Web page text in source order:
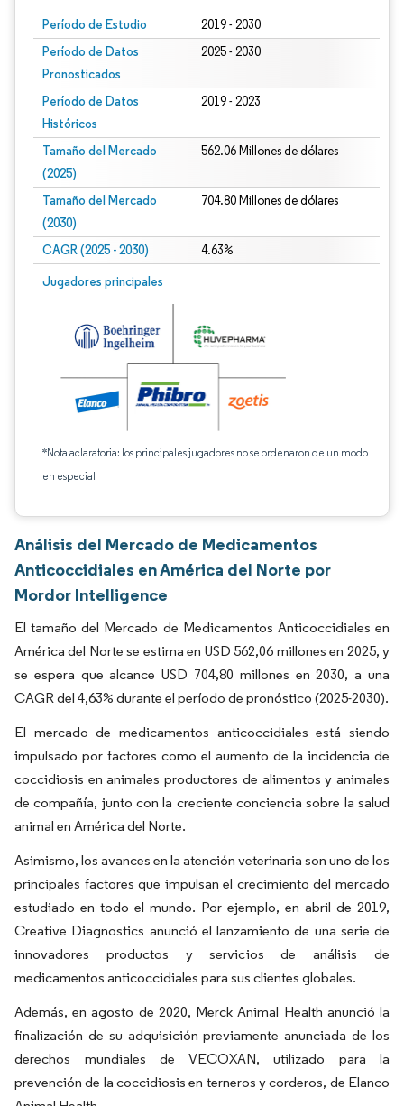
Período de Estudio 2019 - 2030
Período de Datos
Pronosticados
2025 - 2030
Período de Datos
Históricos
2019 - 2023
Tamaño del Mercado
(2025)
562.06 Millones de dólares
Tamaño del Mercado
(2030)
704.80 Millones de dólares
CAGR (2025 - 2030) 4.63%
Jugadores principales
*Nota aclaratoria: los principales jugadores no se ordenaron de un modo
en especial
Análisis del Mercado de Medicamentos
Anticoccidiales en América del Norte por
Mordor Intelligence
El tamaño del Mercado de Medicamentos Anticoccidiales en
América del Norte se estima en USD 562,06 millones en 2025, y
se espera que alcance USD 704,80 millones en 2030, a una
CAGR del 4,63% durante el período de pronóstico (2025-2030).
El mercado de medicamentos anticoccidiales está siendo
impulsado por factores como el aumento de la incidencia de
coccidiosis en animales productores de alimentos y animales
de compañía, junto con la creciente conciencia sobre la salud
animal en América del Norte.
Asimismo, los avances en la atención veterinaria son uno de los
principales factores que impulsan el crecimiento del mercado
estudiado en todo el mundo. Por ejemplo, en abril de 2019,
Creative Diagnostics anunció el lanzamiento de una serie de
innovadores productos y servicios de análisis de
medicamentos anticoccidiales para sus clientes globales.
Además, en agosto de 2020, Merck Animal Health anunció la
finalización de su adquisición previamente anunciada de los
derechos mundiales de VECOXAN, utilizado para la
prevención de la coccidiosis en terneros y corderos, de Elanco